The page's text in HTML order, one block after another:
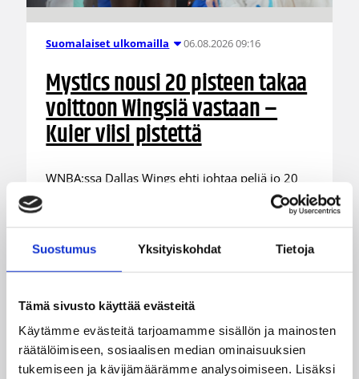
Suostumus Yksityiskohdat Tietoja
Tämä sivusto käyttää evästeitä
Käytämme evästeitä tarjoamamme sisällön ja mainosten
räätälöimiseen, sosiaalisen median ominaisuuksien
tukemiseen ja kävijämäärämme analysoimiseen. Lisäksi
Suomalaiset ulkomailla 06.08.2026 09:16
Mystics nousi 20 pisteen takaa
voittoon Wingsiä vastaan –
Kuier viisi pistettä
WNBA:ssa Dallas Wings ehti johtaa peliä jo 20
pistettä, mutta Washington Mystics nousi takaa
voittoon 92-96 (59-44). Awak Kuier pelasi
vaihdosta viisi minuuttia tilastoiden viisi pistettä
ja yhden torjunnan.